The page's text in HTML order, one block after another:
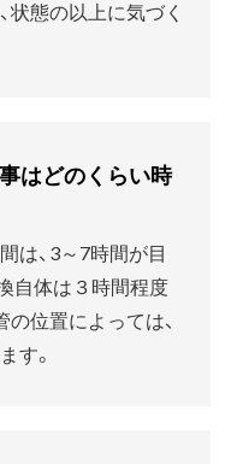
状態の以上に気づく
はどのくらい時
は、3～7時間が目
自体は３時間程度
位置によっては、
す。